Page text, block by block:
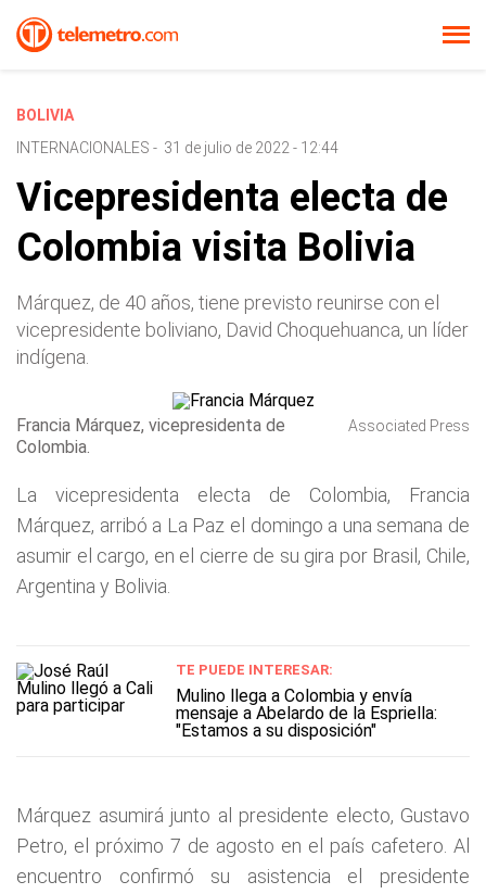
BOLIVIA
INTERNACIONALES - 31 de julio de 2022 - 12:44
Vicepresidenta electa de
Colombia visita Bolivia
Márquez, de 40 años, tiene previsto reunirse con el
vicepresidente boliviano, David Choquehuanca, un líder
indígena.
Francia Márquez, vicepresidenta de
Colombia.
Associated Press
La vicepresidenta electa de Colombia, Francia
Márquez, arribó a La Paz el domingo a una semana de
asumir el cargo, en el cierre de su gira por Brasil, Chile,
Argentina y Bolivia.
TE PUEDE INTERESAR:
Mulino llega a Colombia y envía
mensaje a Abelardo de la Espriella:
"Estamos a su disposición"
Márquez asumirá junto al presidente electo, Gustavo
Petro, el próximo 7 de agosto en el país cafetero. Al
encuentro confirmó su asistencia el presidente